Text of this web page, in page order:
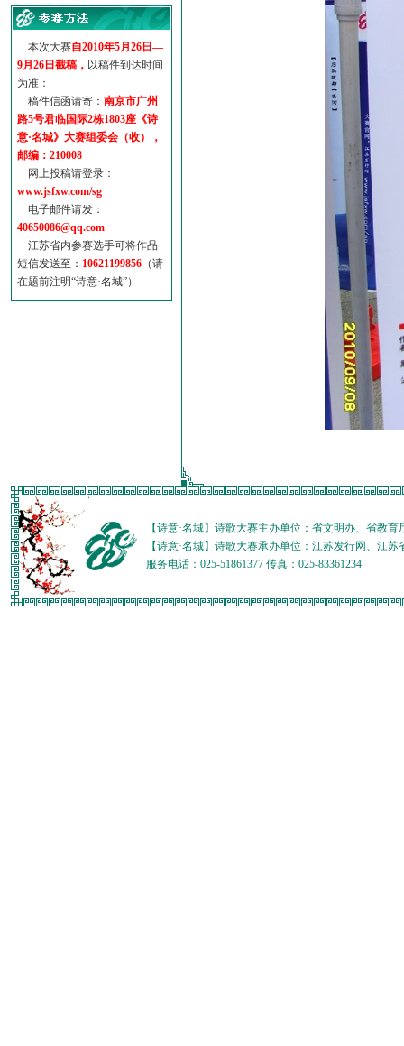
本次大赛自2010年5月26日—
9月26日截稿， 以稿件到达时间
为准：
稿件信函请寄： 南京市广州
路5号君临国际2栋1803座《诗
意·名城》大赛组委会（收），
邮编：210008
网上投稿请登录：
www.jsfxw.com/sg
电子邮件请发：
40650086@qq.com
江苏省内参赛选手可将作品
短信发送至： 10621199856 （请
在题前注明“诗意·名城”）
【诗意·名城】诗歌大赛主办单位：省文明办、省教
【诗意·名城】诗歌大赛承办单位：江苏发行网、江
服务电话：025-51861377 传真：025-83361234